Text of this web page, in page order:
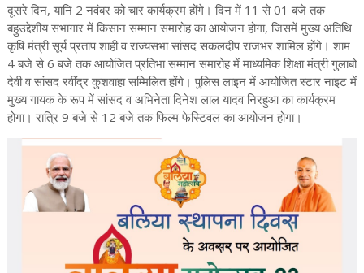
दूसरे दिन, यानि 2 नवंबर को चार कार्यक्रम होंगे। दिन में 11 से 01 बजे तक
बहुउद्देशीय सभागार में किसान सम्मान समारोह का आयोजन होगा, जिसमें मुख्य अतिथि
कृषि मंत्री सूर्य प्रताप शाही व राज्यसभा सांसद सकलदीप राजभर शामिल होंगे। शाम
4 बजे से 6 बजे तक आयोजित प्रतिभा सम्मान समारोह में माध्यमिक शिक्षा मंत्री गुलाबो
देवी व सांसद रवींद्र कुशवाहा सम्मिलित होंगे। पुलिस लाइन में आयोजित स्टार नाइट में
मुख्य गायक के रूप में सांसद व अभिनेता दिनेश लाल यादव निरहुआ का कार्यक्रम
होगा। रात्रि 9 बजे से 12 बजे तक फिल्म फेस्टिवल का आयोजन होगा।